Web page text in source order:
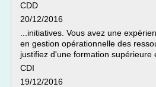
CDD
20/12/2016
...initiatives. Vous avez une
en gestion opérationnelle des
justifiez d'une formation supérieure
CDI
19/12/2016